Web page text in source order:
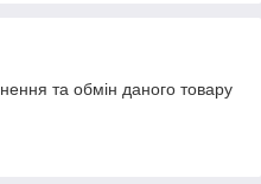
та обмін даного товару